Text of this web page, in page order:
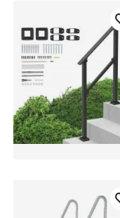
trap 11 treden
trap treden
trap met 5 treden